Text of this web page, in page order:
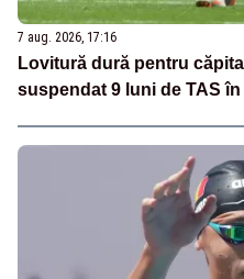
7 aug. 2026, 17:16
Lovitură dură pentru
suspendat 9 luni de TAS